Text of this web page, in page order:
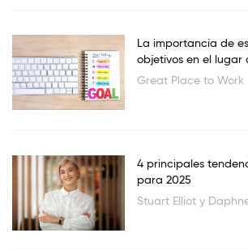
La importancia de
objetivos en el lugar
Great Place to Work
4 principales
para 2025
Stuart Elliot y